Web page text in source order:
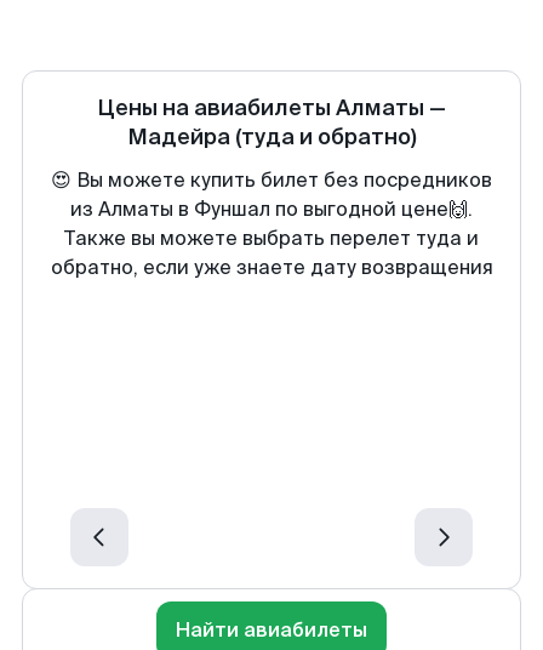
Цены на авиабилеты Алматы —
Мадейра (туда и обратно)
😍 Вы можете купить билет без посредников
из Алматы в Фуншал по выгодной цене🙌.
Также вы можете выбрать перелет туда и
обратно, если уже знаете дату возвращения
Найти авиабилеты